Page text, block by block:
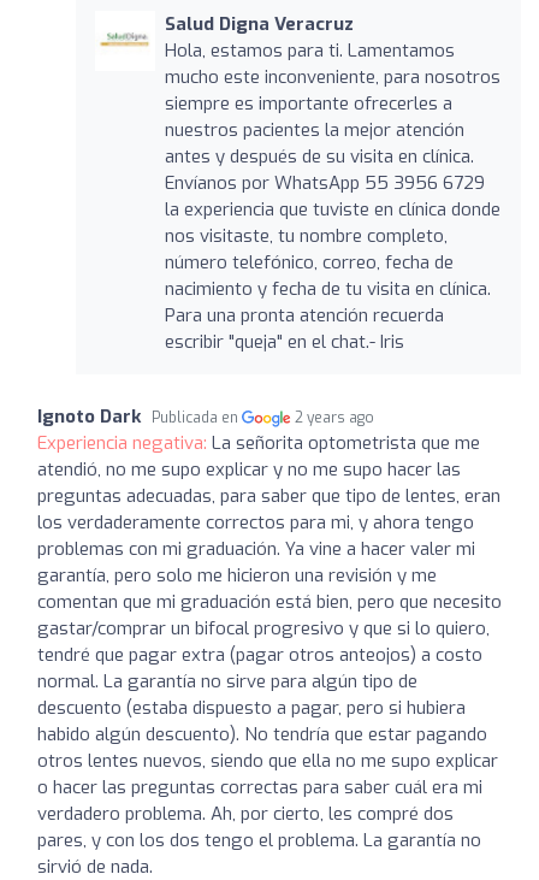
Salud Digna Veracruz
Hola, estamos para ti. Lamentamos
mucho este inconveniente, para nosotros
siempre es importante ofrecerles a
nuestros pacientes la mejor atención
antes y después de su visita en clínica.
Envíanos por WhatsApp 55 3956 6729
la experiencia que tuviste en clínica donde
nos visitaste, tu nombre completo,
número telefónico, correo, fecha de
nacimiento y fecha de tu visita en clínica.
Para una pronta atención recuerda
escribir "queja" en el chat.- Iris
Ignoto Dark Publicada en 2 years ago
Experiencia negativa: La señorita optometrista que me
atendió, no me supo explicar y no me supo hacer las
preguntas adecuadas, para saber que tipo de lentes, eran
los verdaderamente correctos para mi, y ahora tengo
problemas con mi graduación. Ya vine a hacer valer mi
garantía, pero solo me hicieron una revisión y me
comentan que mi graduación está bien, pero que necesito
gastar/comprar un bifocal progresivo y que si lo quiero,
tendré que pagar extra (pagar otros anteojos) a costo
normal. La garantía no sirve para algún tipo de
descuento (estaba dispuesto a pagar, pero si hubiera
habido algún descuento). No tendría que estar pagando
otros lentes nuevos, siendo que ella no me supo explicar
o hacer las preguntas correctas para saber cuál era mi
verdadero problema. Ah, por cierto, les compré dos
pares, y con los dos tengo el problema. La garantía no
sirvió de nada.